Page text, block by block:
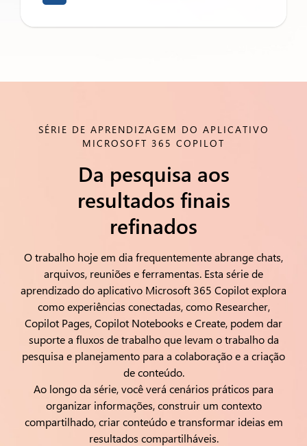
SÉRIE DE APRENDIZAGEM DO APLICATIVO
MICROSOFT 365 COPILOT
Da pesquisa aos
resultados finais
refinados
O trabalho hoje em dia frequentemente abrange chats,
arquivos, reuniões e ferramentas. Esta série de
aprendizado do aplicativo Microsoft 365 Copilot explora
como experiências conectadas, como Researcher,
Copilot Pages, Copilot Notebooks e Create, podem dar
suporte a fluxos de trabalho que levam o trabalho da
pesquisa e planejamento para a colaboração e a criação
de conteúdo.
Ao longo da série, você verá cenários práticos para
organizar informações, construir um contexto
compartilhado, criar conteúdo e transformar ideias em
resultados compartilháveis.